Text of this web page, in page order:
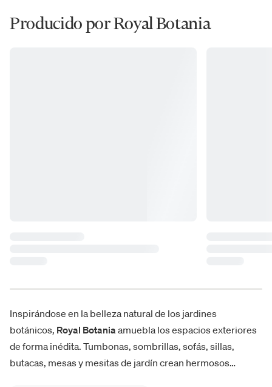
Producido por Royal Botania
Inspirándose en la belleza natural de los jardines
botánicos, Royal Botaniaamuebla los espacios exteriores
de forma inédita. Tumbonas, sombrillas, sofás, sillas,
butacas, mesas y mesitas de jardín crean hermosos